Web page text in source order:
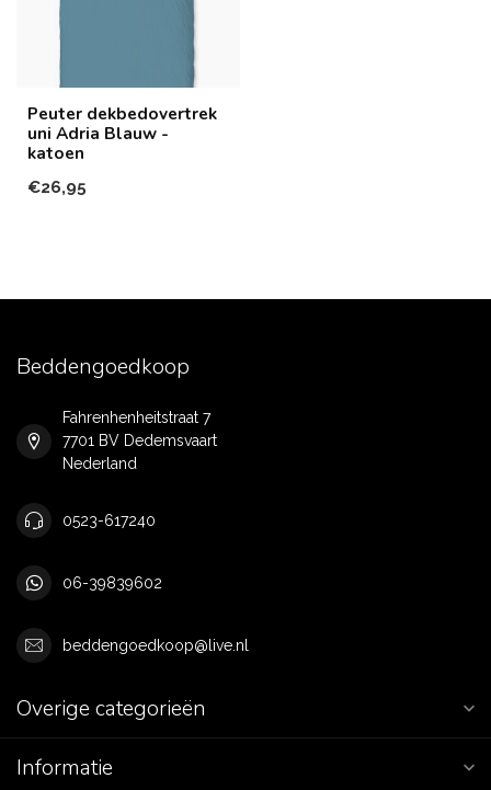
Peuter dekbedovertrek
uni Adria Blauw -
katoen
€26,95
Beddengoedkoop
Fahrenhenheitstraat 7
7701 BV Dedemsvaart
Nederland
0523-617240
06-39839602
beddengoedkoop@live.nl
Overige categorieën
Informatie